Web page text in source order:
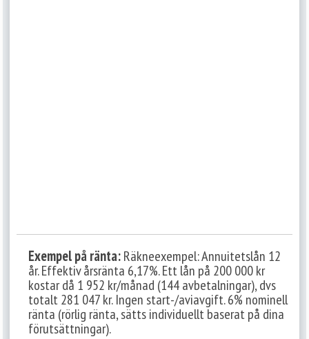
Exempel på ränta:Räkneexempel: Annuitetslån 12
år. Effektiv årsränta 6,17%. Ett lån på 200 000 kr
kostar då 1 952 kr/månad (144 avbetalningar), dvs
totalt 281 047 kr. Ingen start-/aviavgift. 6% nominell
ränta (rörlig ränta, sätts individuellt baserat på dina
förutsättningar).